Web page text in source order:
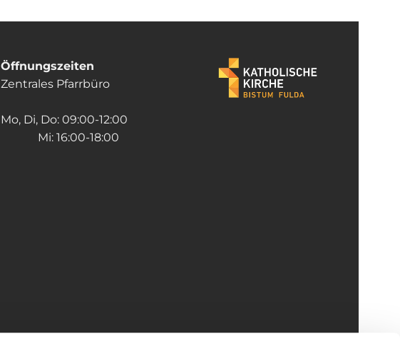
Öffnungszeiten
Zentrales Pfarrbüro
Mo, Di, Do: 09:00-12:00
Mi: 16:00-18:00